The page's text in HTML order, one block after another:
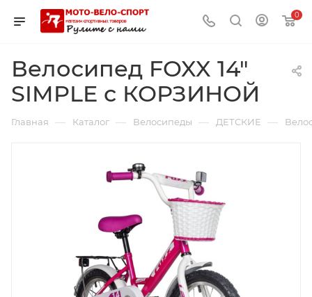
0
Велосипед FOXX 14"
SIMPLE с КОРЗИНОЙ
Главная — Каталог — Велосипеды — ДЕТСКИЕ —